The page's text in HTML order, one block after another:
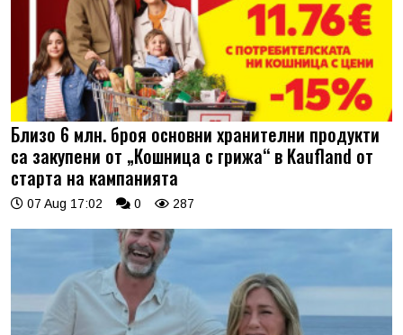
Близо 6 млн. броя основни хранителни продукти
са закупени от „Кошница с грижа“ в Kaufland от
старта на кампанията
07 Aug 17:02 0 287